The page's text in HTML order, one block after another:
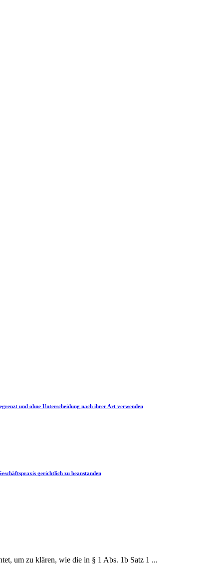
und ohne Unterscheidung nach ihrer Art verwenden
gerichtlich zu beanstanden
um zu klären, wie die in § 1 Abs. 1b Satz 1 ...